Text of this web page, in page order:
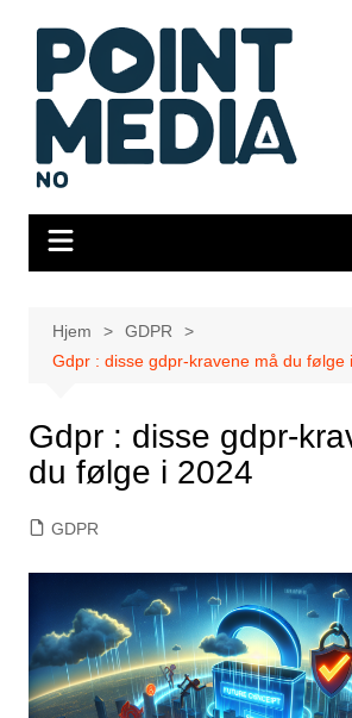
innhold
Hjem
GDPR
Gdpr : disse gdpr-kravene må du følge
Gdpr : disse gdpr-
du følge i 2024
GDPR